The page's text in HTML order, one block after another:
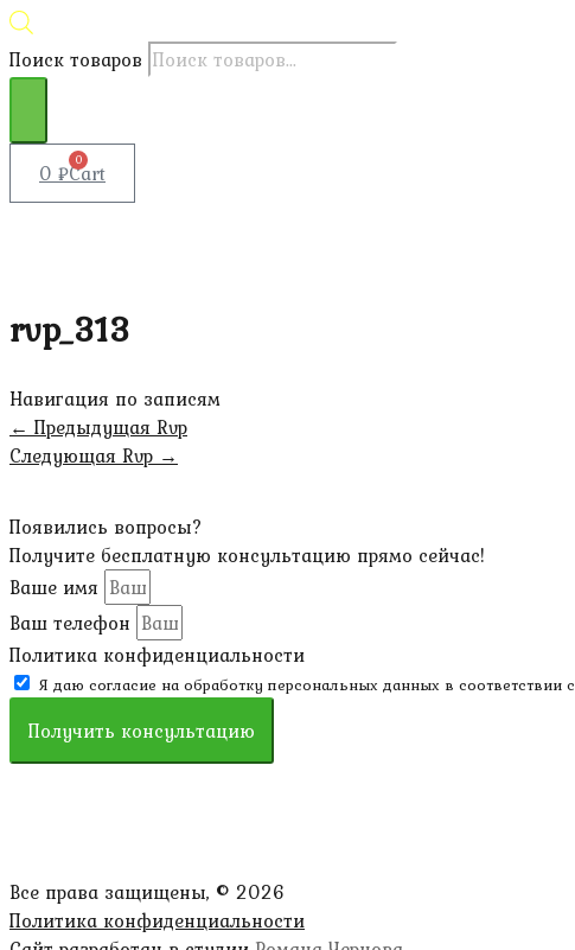
Поиск товаров
0 ₽ 0
Cart
rvp_313
Навигация по записям
← Предыдущая Rvp
Следующая Rvp →
Появились вопросы?
Получите бесплатную консультацию прямо сейчас!
Ваше имя
Ваш телефон
Политика конфиденциальности
Я даю согласие на обработку персональных данных в соответствии с
Получить консультацию
Все права защищены, © 2026
Политика конфиденциальности